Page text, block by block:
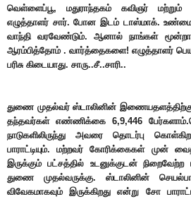
வெள்ளைப்பூ, மதுராந்தகம் கவிஞர் மற்றும்
எழுத்தாளர் சார். போன இடம் டாஸ்மாக்.
வாந்தி வரவேண்டும். ஆனால் நாங்கள்
ஆரம்பித்தோம் . வார்த்தைகளை! எழுத்தாளர்
பரிசு கிடையாது. சாரு..சீ..சாரி..
துணை முதல்வர் ஸ்டாலினின்
தந்தவர்கள் எண்ணிக்கை 6,9,446
நாடுகளிலிருந்து அவரை தொடர்பு
பாராட்டியும். மற்றவர் கோரிக்கைகள் முன்
இருக்கும் பட்சத்தில் உடனுக்குடன்
துணை முதல்வருக்கு. ஸ்டாலினின்
விவேகமாகவும் இருக்கிறது என்று சோ